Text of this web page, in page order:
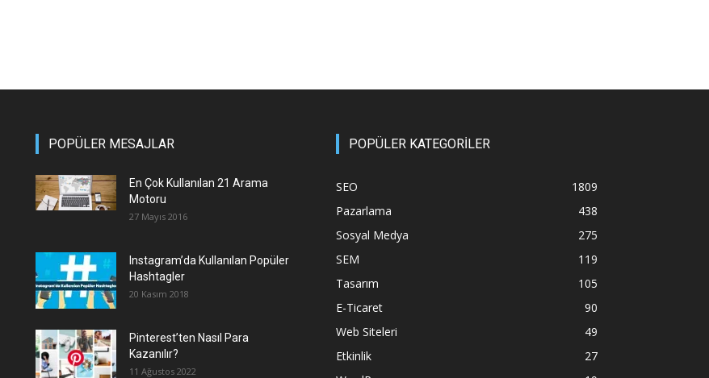
POPÜLER MESAJLAR
En Çok Kullanılan 21 Arama
Motoru
27 Mayıs 2016
Instagram’da Kullanılan Popüler
Hashtagler
20 Kasım 2018
Pinterest’ten Nasıl Para
Kazanılır?
11 Ağustos 2022
POPÜLER KATEGORİLER
SEO
1809
Pazarlama
438
Sosyal Medya
275
SEM
119
Tasarım
105
E-Ticaret
90
Web Siteleri
49
Etkinlik
27